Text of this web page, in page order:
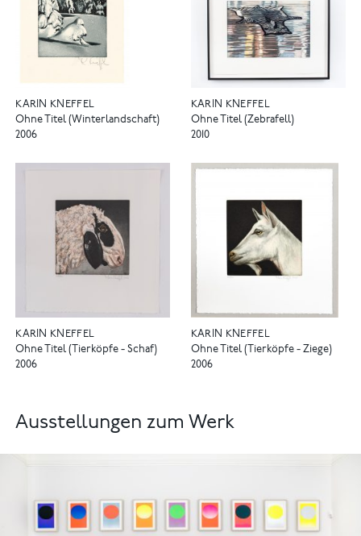
KARIN KNEFFEL
Ohne Titel (Winterlandschaft)
2006
KARIN KNEFFEL
Ohne Titel (Zebrafell)
2010
KARIN KNEFFEL
Ohne Titel (Tierköpfe - Schaf)
2006
KARIN KNEFFEL
Ohne Titel (Tierköpfe - Ziege)
2006
Ausstellungen zum Werk